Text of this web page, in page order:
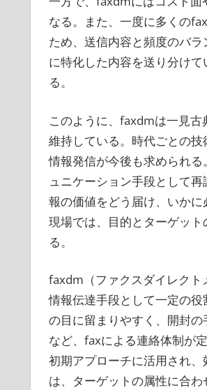
なる。また、一度に多くの
ため、送信内容と頻度のバ
に特化した内容を送り分け
る。
このように、faxdmは一見
維持している。時代ごとの
情報発信が今後も求められ
ュニケーション手段として
報の価値をどう届け、いか
現場では、目的とターゲッ
る。
faxdm（ファクスダイレクト
情報伝達手段として一定の
の目に留まりやすく、開封
など、faxによる連絡体制が
初期アプローチに活用され
は、ターゲットの属性に合